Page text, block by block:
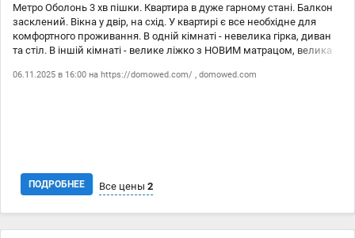
Метро Оболонь 3 хв пішки. Квартира в дуже гарному стані. Балкон
засклений. Вікна у двір, на схід. У квартирі є все необхідне для
комфортного проживання. В одній кімнаті - невелика гірка, диван
та стіл. В іншій кімнаті - велике ліжко з НОВИМ матрацом, велика
широкий з двома шафами. Санвузол суміщений. Є пральна
06.11.2025 в 16:00 на https://domowed.com/ , domowed.com
ПОДРОБНЕЕ Все цены 2